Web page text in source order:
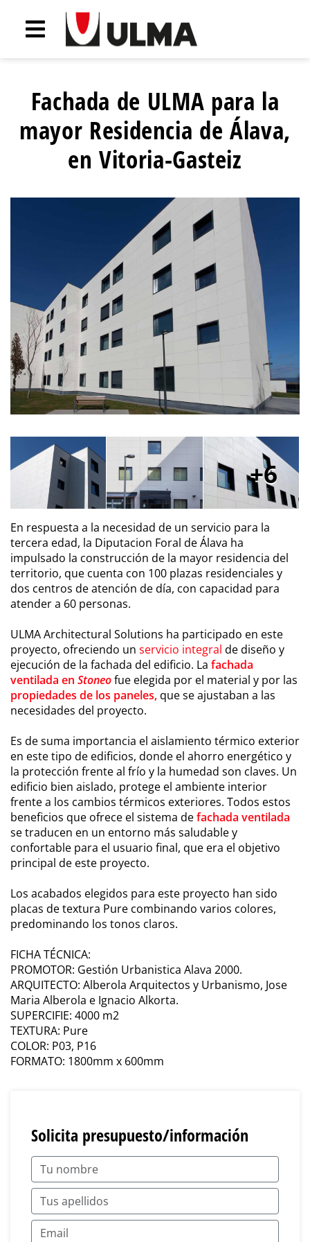
Fachada de ULMA para la
mayor Residencia de Álava,
en Vitoria-Gasteiz
6
En respuesta a la necesidad de un servicio para la
tercera edad, la Diputacion Foral de Álava ha
impulsado la construcción de la mayor residencia del
territorio, que cuenta con 100 plazas residenciales y
dos centros de atención de día, con capacidad para
atender a 60 personas.
ULMA Architectural Solutions ha participado en este
proyecto, ofreciendo un servicio integral de diseño y
ejecución de la fachada del edificio. La fachada
ventilada en Stoneofue elegida por el material y por las
propiedades de los paneles, que se ajustaban a las
necesidades del proyecto.
Es de suma importancia el aislamiento térmico exterior
en este tipo de edificios, donde el ahorro energético y
la protección frente al frío y la humedad son claves. Un
edificio bien aislado, protege el ambiente interior
frente a los cambios térmicos exteriores. Todos estos
beneficios que ofrece el sistema defachada ventilada
se traducen en un entorno más saludable y
confortable para el usuario final, que era el objetivo
principal de este proyecto.
Los acabados elegidos para este proyecto han sido
placas de textura Pure combinando varios colores,
predominando los tonos claros.
FICHA TÉCNICA:
PROMOTOR: Gestión Urbanistica Alava 2000.
ARQUITECTO: Alberola Arquitectos y Urbanismo, Jose
Maria Alberola e Ignacio Alkorta.
SUPERCIFIE: 4000 m2
TEXTURA: Pure
COLOR: P03, P16
FORMATO: 1800mm x 600mm
Solicita presupuesto/información